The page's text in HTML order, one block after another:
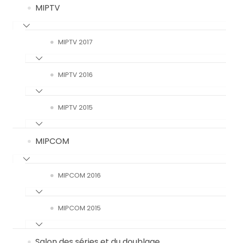
MIPTV
MIPTV 2017
MIPTV 2016
MIPTV 2015
MIPCOM
MIPCOM 2016
MIPCOM 2015